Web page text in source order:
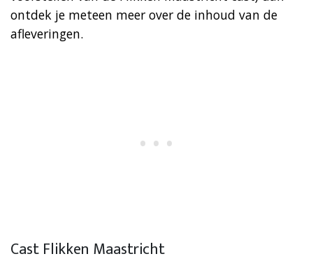
ontdek je meteen meer over de inhoud van de
afleveringen.
Cast Flikken Maastricht